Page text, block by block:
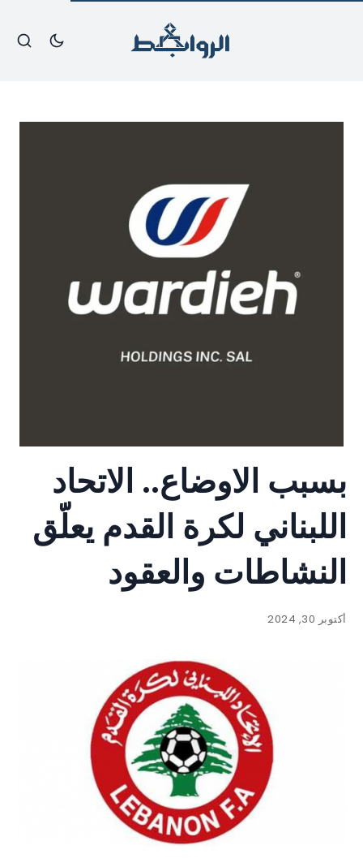
بسبب الاوضاع.. الاتحاد
اللبناني لكرة القدم يعلّق
النشاطات والعقود
أكتوبر 30, 2024